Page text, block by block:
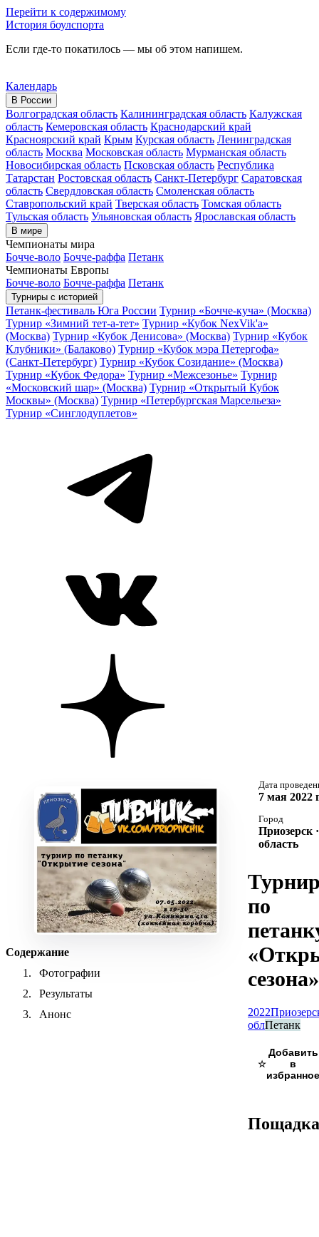
Перейти к содержимому
История боулспорта
Если где-то покатилось — мы об этом напишем.
Календарь
В России
Волгоградская область Калининградская область Калужская
область Кемеровская область Краснодарский край
Красноярский край Крым Курская область Ленинградская
область Москва Московская область Мурманская область
Новосибирская область Псковская область Республика
Татарстан Ростовская область Санкт-Петербург Саратовская
область Свердловская область Смоленская область
Ставропольский край Тверская область Томская область
Тульская область Ульяновская область Ярославская область
В мире
Чемпионаты мира
Бочче-воло Бочче-раффа Петанк
Чемпионаты Европы
Бочче-воло Бочче-раффа Петанк
Турниры с историей
Петанк-фестиваль Юга России Турнир «Бочче-куча» (Москва)
Турнир «Зимний тет-а-тет» Турнир «Кубок NexVik'a»
(Москва) Турнир «Кубок Денисова» (Москва) Турнир «Кубок
Клубники» (Балаково) Турнир «Кубок мэра Петергофа»
(Санкт-Петербург) Турнир «Кубок Созидание» (Москва)
Турнир «Кубок Федора» Турнир «Межсезонье» Турнир
«Московский шар» (Москва) Турнир «Открытый Кубок
Москвы» (Москва) Турнир «Петербургская Марсельеза»
Турнир «Синглодуплетов»
Содержание
Фотографии
Результаты
Анонс
Дата
7 мая 2022
Город
Приозерск
область
по
сезона»
2022
облПетанк
☆
Пощадка